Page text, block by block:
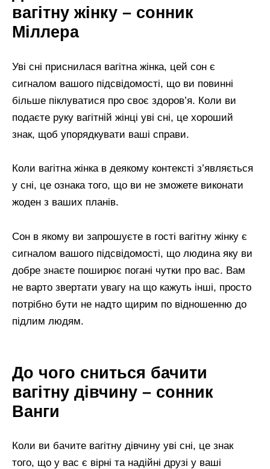
вагітну жінку – сонник
Міллера
Уві сні приснилася вагітна жінка, цей сон є
сигналом вашого підсвідомості, що ви повинні
більше піклуватися про своє здоров’я. Коли ви
подаєте руку вагітній жінці уві сні, це хороший
знак, щоб упорядкувати ваші справи.
Коли вагітна жінка в деякому контексті з’являється
у сні, це ознака того, що ви не зможете виконати
жоден з ваших планів.
Сон в якому ви запрошуєте в гості вагітну жінку є
сигналом вашого підсвідомості, що людина яку ви
добре знаєте поширює погані чутки про вас. Вам
не варто звертати увагу на що кажуть інші, просто
потрібно бути не надто щирим по відношенню до
підлим людям.
До чого сниться бачити
вагітну дівчину – сонник
Ванги
Коли ви бачите вагітну дівчину уві сні, це знак
того, що у вас є вірні та надійні друзі у ваші